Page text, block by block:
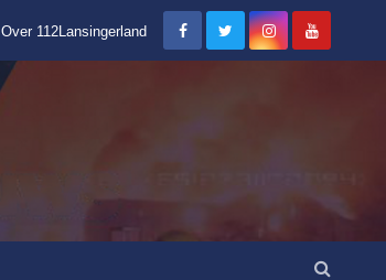
Over 112Lansingerland